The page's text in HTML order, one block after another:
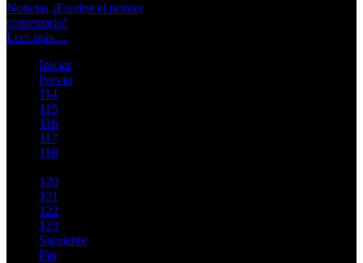
Noticias ¡Escribe el primer
comentario!
Leer más ...
Iniciar
Previo
114
115
116
117
118
120
121
122
123
Siguiente
Fin